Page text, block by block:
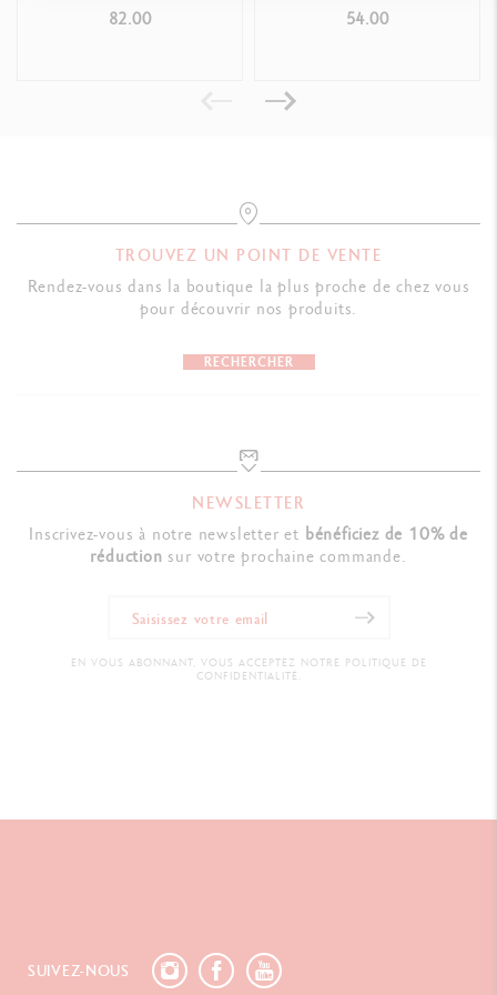
ASSORTIMENT «
82.00
AQUARELLE
54.00
TROUVEZ UN POINT DE VENTE
Rendez-vous dans la boutique la plus proche de chez vous
pour découvrir nos produits.
RECHERCHER
NEWSLETTER
Inscrivez-vous à notre newsletter et bénéficiez de 10% de
réduction sur votre prochaine commande.
EN VOUS ABONNANT, VOUS ACCEPTEZ NOTRE POLITIQUE DE
CONFIDENTIALITÉ.
SUIVEZ-NOUS